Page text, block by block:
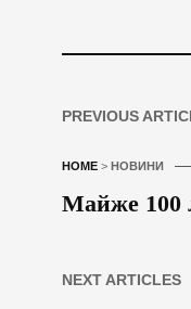
PREVIOUS
HOME > НОВИНИ
Майже 100
NEXT ARTICLES